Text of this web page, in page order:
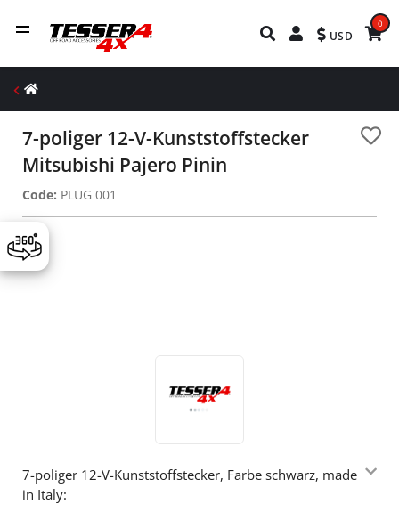
USD
0
7-poliger 12-V-Kunststoffstecker
Mitsubishi Pajero Pinin
Code: PLUG 001
7-poliger 12-V-Kunststoffstecker, Farbe schwarz, made
in Italy: